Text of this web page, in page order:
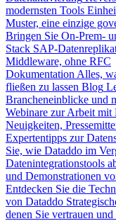
modernsten Tools
Muster, eine einzige
Bringen Sie On-Prem-
Stack SAP-
Middleware, ohne RFC
Dokumentation Alles,
fließen zu lassen Blog
Brancheneinblicke und
Webinare zur Arbeit mit
Neuigkeiten,
Expertentipps zur
Sie, wie Dataddo im
Datenintegrationstools
und Demonstrationen
Entdecken Sie die
von Dataddo
denen Sie vertrauen